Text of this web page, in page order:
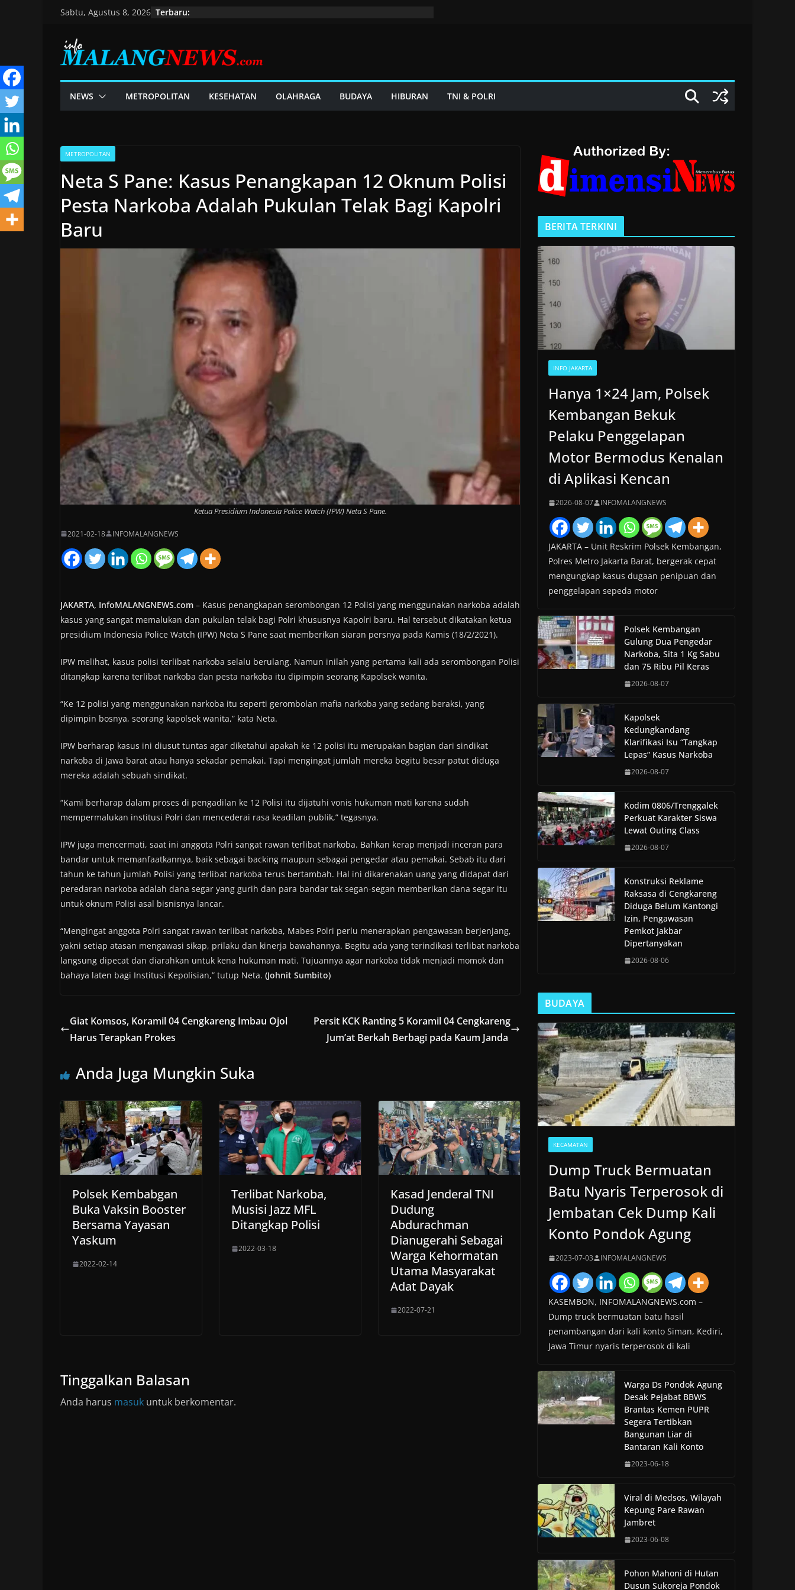
content
Sabtu, Agustus 8, 2026 Terbaru:
NEWS METROPOLITAN KESEHATAN OLAHRAGA BUDAYA HIBURAN TNI & POLRI
METROPOLITAN
Neta S Pane: Kasus Penangkapan 12 Oknum Polisi
Pesta Narkoba Adalah Pukulan Telak Bagi Kapolri
Baru
Ketua Presidium Indonesia Police Watch (IPW) Neta S Pane.
2021-02-18 INFOMALANGNEWS
JAKARTA, InfoMALANGNEWS.com – Kasus penangkapan serombongan 12 Polisi yang menggunakan narkoba adalah
kasus yang sangat memalukan dan pukulan telak bagi Polri khususnya Kapolri baru. Hal tersebut dikatakan ketua
presidium Indonesia Police Watch (IPW) Neta S Pane saat memberikan siaran persnya pada Kamis (18/2/2021).
IPW melihat, kasus polisi terlibat narkoba selalu berulang. Namun inilah yang pertama kali ada serombongan Polisi
ditangkap karena terlibat narkoba dan pesta narkoba itu dipimpin seorang Kapolsek wanita.
“Ke 12 polisi yang menggunakan narkoba itu seperti gerombolan mafia narkoba yang sedang beraksi, yang
dipimpin bosnya, seorang kapolsek wanita,” kata Neta.
IPW berharap kasus ini diusut tuntas agar diketahui apakah ke 12 polisi itu merupakan bagian dari sindikat
narkoba di Jawa barat atau hanya sekadar pemakai. Tapi mengingat jumlah mereka begitu besar patut diduga
mereka adalah sebuah sindikat.
“Kami berharap dalam proses di pengadilan ke 12 Polisi itu dijatuhi vonis hukuman mati karena sudah
mempermalukan institusi Polri dan mencederai rasa keadilan publik,” tegasnya.
IPW juga mencermati, saat ini anggota Polri sangat rawan terlibat narkoba. Bahkan kerap menjadi inceran para
bandar untuk memanfaatkannya, baik sebagai backing maupun sebagai pengedar atau pemakai. Sebab itu dari
tahun ke tahun jumlah Polisi yang terlibat narkoba terus bertambah. Hal ini dikarenakan uang yang didapat dari
peredaran narkoba adalah dana segar yang gurih dan para bandar tak segan-segan memberikan dana segar itu
untuk oknum Polisi asal bisnisnya lancar.
“Mengingat anggota Polri sangat rawan terlibat narkoba, Mabes Polri perlu menerapkan pengawasan berjenjang,
yakni setiap atasan mengawasi sikap, prilaku dan kinerja bawahannya. Begitu ada yang terindikasi terlibat narkoba
langsung dipecat dan diarahkan untuk kena hukuman mati. Tujuannya agar narkoba tidak menjadi momok dan
bahaya laten bagi Institusi Kepolisian,” tutup Neta. (Johnit Sumbito)
Giat Komsos, Koramil 04 Cengkareng Imbau Ojol
Harus Terapkan Prokes
Persit KCK Ranting 5 Koramil 04 Cengkareng
Jum’at Berkah Berbagi pada Kaum Janda
Anda Juga Mungkin Suka
Polsek Kembabgan
Buka Vaksin Booster
Bersama Yayasan
Yaskum
2022-02-14
Terlibat Narkoba,
Musisi Jazz MFL
Ditangkap Polisi
2022-03-18
Kasad Jenderal TNI
Dudung
Abdurachman
Dianugerahi Sebagai
Warga Kehormatan
Utama Masyarakat
Adat Dayak
2022-07-21
Tinggalkan Balasan
Anda harus masuk untuk berkomentar.
BERITA TERKINI
INFO JAKARTA
Hanya 1×24 Jam, Polsek
Kembangan Bekuk
Pelaku Penggelapan
Motor Bermodus Kenalan
di Aplikasi Kencan
2026-08-07 INFOMALANGNEWS
JAKARTA – Unit Reskrim Polsek Kembangan,
Polres Metro Jakarta Barat, bergerak cepat
mengungkap kasus dugaan penipuan dan
penggelapan sepeda motor
Polsek Kembangan
Gulung Dua Pengedar
Narkoba, Sita 1 Kg Sabu
dan 75 Ribu Pil Keras
2026-08-07
Kapolsek
Kedungkandang
Klarifikasi Isu “Tangkap
Lepas” Kasus Narkoba
2026-08-07
Kodim 0806/Trenggalek
Perkuat Karakter Siswa
Lewat Outing Class
2026-08-07
Konstruksi Reklame
Raksasa di Cengkareng
Diduga Belum Kantongi
Izin, Pengawasan
Pemkot Jakbar
Dipertanyakan
2026-08-06
BUDAYA
KECAMATAN
Dump Truck Bermuatan
Batu Nyaris Terperosok di
Jembatan Cek Dump Kali
Konto Pondok Agung
2023-07-03 INFOMALANGNEWS
KASEMBON, INFOMALANGNEWS.com –
Dump truck bermuatan batu hasil
penambangan dari kali konto Siman, Kediri,
Jawa Timur nyaris terperosok di kali
Warga Ds Pondok Agung
Desak Pejabat BBWS
Brantas Kemen PUPR
Segera Tertibkan
Bangunan Liar di
Bantaran Kali Konto
2023-06-18
Viral di Medsos, Wilayah
Kepung Pare Rawan
Jambret
2023-06-08
Pohon Mahoni di Hutan
Dusun Sukoreja Pondok